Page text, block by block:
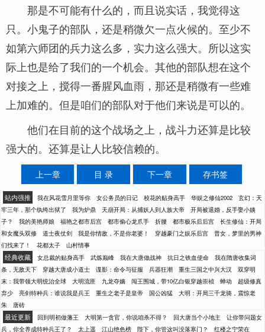
那是不可能有什么的，而且说实话，我觉得这
只。小鬼子的部队，还是稍微欠一点火候的。至少不
如第六师团的兵力这么多，实力这么强大。所以这实
际上也是给了我们的一个机会。其他的部队想在这个
对接之上，搅得一番腥风血雨，那还是稍微有一些难
上加难的。但是咱们的部队对于他们来说是可以的。
他们在目前的这个战场之上，战斗力还算是比较
强大的。还算是让人比较信赖的。
上一章 目 录 下一章 存书签
站内强推 我在风花雪月里等你 女公务员的日记 校花的贴身高手 华娱之修仙2002
玄幻：天
牢三年，那个纨绔出狱了
我为炉鼎 天崩开局：从捕妖人到人族大帝
开局被退婚，反手娶小姨
子？
我的美艳师娘 福艳之都市后宫 都市偷心龙爪手 折腰 都市极乐后后宫
长生修仙：开局
和女魔头双修
道士夜仗剑 我是你情敌，不是你老婆！ 穿越豪门之娱乐后宫
普女，梦里的男神
们找来了！
花都太子 山村情事
经典收藏 女总裁的贴身高手 武炼巅峰 我在大唐做战神 抗日之铁血使命
我在隋唐收集词
条，无敌天下
穿越大唐成小道士 谍影：命令与征服 兵器狂潮 重生三国之中兴大汉
双穿明
末：我带领大明统治全球
大明流匪 九龙夺嫡 闯王围城，带10亿白银穿越崇祯 蝉动
超级修真
弃少
亮剑特种兵：谁说我是兵王 重生之老子是皇帝 国公凶猛
大明：开局三千龙骑，震惊老
朱
唐砖
最近更新 回到明初做藩王 大明第一贪官，你说咱杀不得？ 回大唐当个小地主
让你带问题女
兵，你全养成特种兵王了？
太上遥 江山绝色榜 陛下，你管这叫没落寒门？ 红楼之宁荣在